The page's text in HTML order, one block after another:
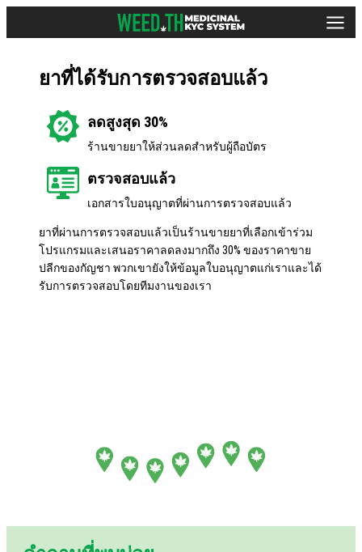
ยาที่ได้รับการตรวจสอบแล้ว
ลดสูงสุด 30%
ร้านขายยาให้ส่วนลดสำหรับผู้ถือบัตร
ตรวจสอบแล้ว
เอกสารใบอนุญาตที่ผ่านการตรวจสอบแล้ว
ยาที่ผ่านการตรวจสอบแล้วเป็นร้านขายยาที่เลือกเข้าร่วม
โปรแกรมและเสนอราคาลดลงมากถึง 30% ของราคาขาย
ปลีกของกัญชา พวกเขายังให้ข้อมูลใบอนุญาตแก่เราและได้
รับการตรวจสอบโดยทีมงานของเรา